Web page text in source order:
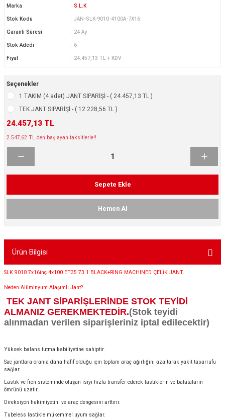
Lastikleri
Jant
Marka S.L.K
Stok Kodu JAN-SLK-9010-4100A-7X16
Garanti Süresi 24 Ay
Stok Adedi 6
Fiyat 24.457,13 TL + KDV
Seçenekler
1 TAKIM (4 adet) JANT SİPARİŞİ - ( 24.457,13 TL )
TEK JANT SİPARİŞİ - ( 12.228,56 TL )
24.457,13 TL
2.547,62 TL den başlayan taksitlerle!!
Sepete Ekle
Hemen Al
Ürün Bilgisi
SLK 9010 7x16inç 4x100 ET35 73.1 BLACK+RING MACHINED ÇELİK JANT
Neden Alüminyum Alaşımlı Jant?
TEK JANT SİPARİŞLERİNDE STOK TEYİDİ
ALMANIZ GEREKMEKTEDİR.(Stok teyidi
alınmadan verilen siparişleriniz iptal edilecektir)
Yüksek balans tutma kabiliyetine sahiptir.
Sac jantlara oranla daha hafif olduğu için toplam araç ağırlığını azaltarak yakıt tasarrufu
sağlar.
Lastik ve fren sisteminde oluşan ısıyı hızla transfer ederek lastiklerin ve balataların
ömrünü uzatır.
Direksiyon hakimiyetini ve araç dengesini arttırır.
Tubeless lastikle mükemmel uyum sağlar.